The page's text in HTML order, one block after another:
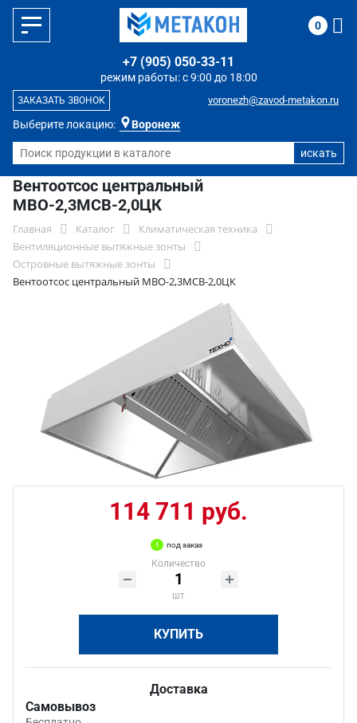
Выберите локацию: Воронеж
режим работы: с 9:00 до 18:00
+7 (905) 050-33-11
voronezh@zavod-metakon.ru
ЗАКАЗАТЬ ЗВОНОК
0
Вентоотсос центральный
МВО-2,3МСВ-2,0ЦК
Главная Каталог
Климатическая техника
Вентиляционные вытяжные зонты
Островные вытяжные зонты
Вентоотсос центральный МВО-2,3МСВ-2,0ЦК
114 711 руб.
под заказ
Количество
шт
КУПИТЬ
Доставка
Самовывоз